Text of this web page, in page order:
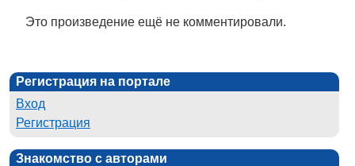
Это произведение ещё не комментировали.
Регистрация на портале
Вход
Регистрация
Знакомство с авторами